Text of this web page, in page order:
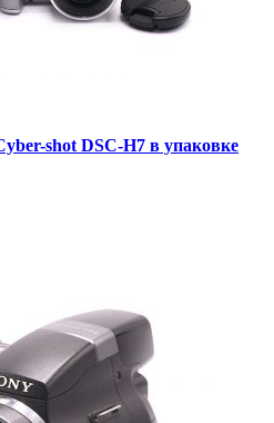
shot DSC-H7 в упаковке